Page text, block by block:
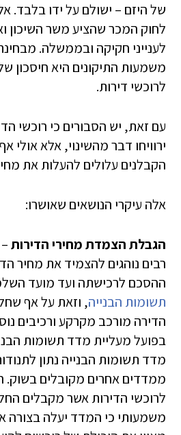
של היזם – ישולם על ידו בלבד.
לחוק המכר שהציע משר השיכון
לענייני חקיקה ובממשלה.
משמעות התיקונים היא חיסכון
לרוכשי דירות.
עם זאת, יש הסבורים כי רוכשי
ירוויחו דבר מהשינוי, אלא אולי
הקבלנים עלולים להעלות את
אלה עיקרי הנושאים שאושרו:
הגבלת הצמדת מחירי הדירות
רבים נוהגים להצמיד את מחיר
ההסכם לרכישתה ועד מועד
תשומות הבנייה, וזאת על אף
הדירה מורכב מקרקע ורכיבים
בפועל מעליית מדד תשומות
מדד תשומות הבנייה נתון
ממדדים אחרים מקובלים בשוק.
לרוכשי הדירות אשר מקבלים
משמעותי כי המדד יעלה בצורה